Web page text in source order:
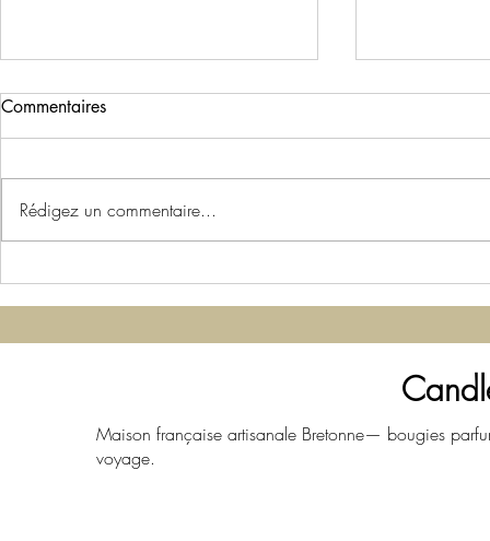
séjour au cœur de l’île
pour
Commentaires
Rédigez un commentaire...
Maison française artisanale Bretonne— bougies
voyage.